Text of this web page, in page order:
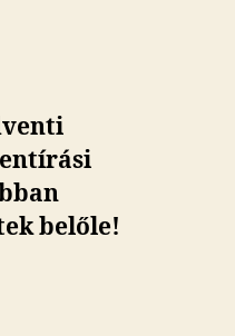
belőle!